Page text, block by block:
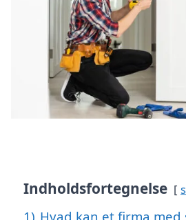
Indholdsfortegnelse
1) Hvad kan et firma med